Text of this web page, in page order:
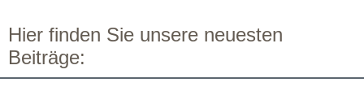
Hier finden Sie unsere neuesten
Beiträge: